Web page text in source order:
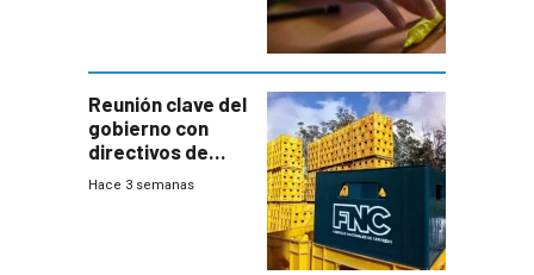
Reunión clave del
gobierno con
directivos de
Fábricas
Hace 3 semanas